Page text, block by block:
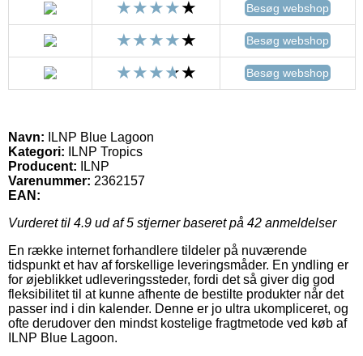
Besøg webshop
Besøg webshop
Besøg webshop
Navn: ILNP Blue Lagoon
Kategori: ILNP Tropics
Producent:
ILNP
Varenummer: 2362157
EAN:
Vurderet til 4.9 ud af 5 stjerner baseret på 42 anmeldelser
En række internet forhandlere tildeler på nuværende
tidspunkt et hav af forskellige leveringsmåder. En yndling er
for øjeblikket udleveringssteder, fordi det så giver dig god
fleksibilitet til at kunne afhente de bestilte produkter når det
passer ind i din kalender. Denne er jo ultra ukompliceret, og
ofte derudover den mindst kostelige fragtmetode ved køb af
ILNP Blue Lagoon.